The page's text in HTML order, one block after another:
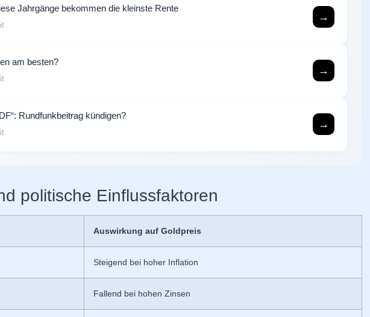
Jahrgänge bekommen die kleinste Rente
→
am besten?
→
Rundfunkbeitrag kündigen?
→
politische Einflussfaktoren
Auswirkung auf Goldpreis
Steigend bei hoher Inflation
Fallend bei hohen Zinsen